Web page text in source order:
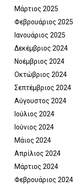
Μάρτιος 2025
Φεβρουάριος 2025
Ιανουάριος 2025
Δεκέμβριος 2024
Νοέμβριος 2024
Οκτώβριος 2024
Σεπτέμβριος 2024
Αύγουστος 2024
Ιούλιος 2024
Ιούνιος 2024
Μάιος 2024
Απρίλιος 2024
Μάρτιος 2024
Φεβρουάριος 2024